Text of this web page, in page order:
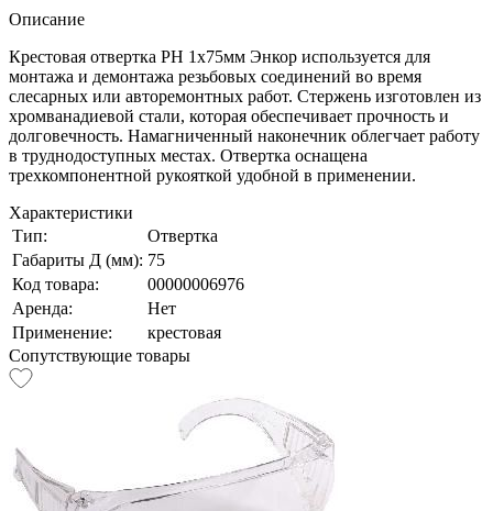
Описание
Крестовая отвертка РН 1х75мм Энкор используется для
монтажа и демонтажа резьбовых соединений во время
слесарных или авторемонтных работ. Стержень изготовлен из
хромванадиевой стали, которая обеспечивает прочность и
долговечность. Намагниченный наконечник облегчает работу
в труднодоступных местах. Отвертка оснащена
трехкомпонентной рукояткой удобной в применении.
Характеристики
Тип:
Отвертка
Габариты Д (мм): 75
Код товара:
00000006976
Аренда:
Нет
Применение:
крестовая
Сопутствующие товары